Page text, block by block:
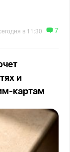
в 11:30 7
и
картам